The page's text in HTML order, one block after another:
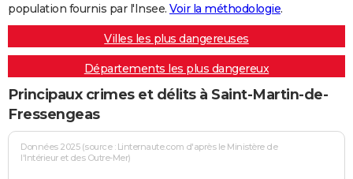
population fournis par l'Insee. Voir la méthodologie.
Villes les plus dangereuses
Départements les plus dangereux
Principaux crimes et délits à Saint-Martin-de-
Fressengeas
Données 2025 (source : Linternaute.com d'après le Ministère de
l'Intérieur et des Outre-Mer)